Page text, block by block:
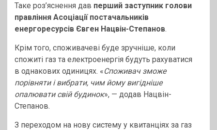
Таке роз’яснення дав перший заступник голови
правління Асоціації постачальників
енергоресурсів Євген Нацвін-Степанов.
Крім того, споживачеві буде зручніше, коли
спожиті газ та електроенергія будуть рахуватися
в однакових одиницях. «Споживач зможе
порівняти і вибрати, чим йому вигідніше
опалювати свій будинок», — додав Нацвін-
Степанов.
З переходом на нову систему у квитанціях за газ